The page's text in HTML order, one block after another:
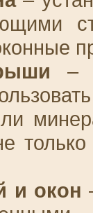
–
и окон